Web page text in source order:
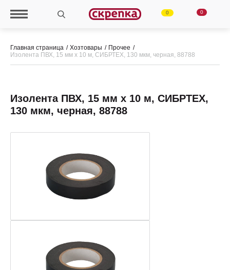
0 0
Главная страница Хозтовары
Прочее
Изолента ПВХ, 15 мм х 10 м, СИБРТЕХ, 130 мкм, черная, 88788
41
Изолента ПВХ, 15 мм х 10 м, СИБРТЕХ,
130 мкм, черная, 88788